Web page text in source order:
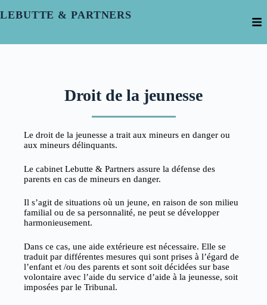
LEBUTTE & PARTNERS
Droit de la jeunesse
Le droit de la jeunesse a trait aux mineurs en danger ou
aux mineurs délinquants.
Le cabinet Lebutte & Partners assure la défense des
parents en cas de mineurs en danger.
Il s’agit de situations où un jeune, en raison de son milieu
familial ou de sa personnalité, ne peut se développer
harmonieusement.
Dans ce cas, une aide extérieure est nécessaire. Elle se
traduit par différentes mesures qui sont prises à l’égard de
l’enfant et /ou des parents et sont soit décidées sur base
volontaire avec l’aide du service d’aide à la jeunesse, soit
imposées par le Tribunal.